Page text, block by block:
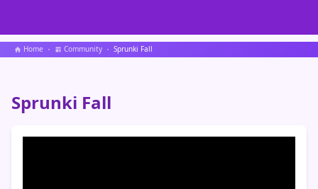
Home Community Sprunki Fall
Sprunki Fall